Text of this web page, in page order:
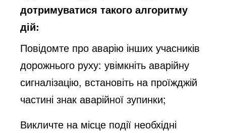
дотримуватися такого алгоритму
дій:
Повідомте про аварію інших учасників
дорожнього руху: увімкніть аварійну
сигналізацію, встановіть на проїжджій
частині знак аварійної зупинки;
Викличте на місце події необхідні